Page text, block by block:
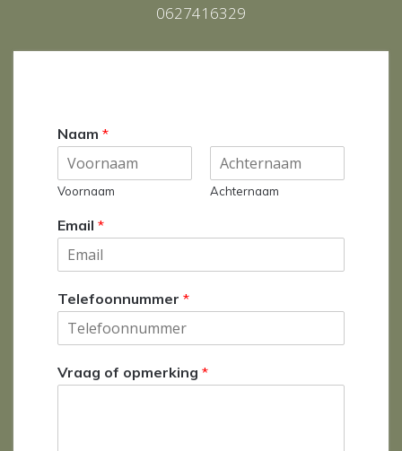
0627416329
Naam *
Voornaam Achternaam
Email *
Telefoonnummer *
Vraag of opmerking *